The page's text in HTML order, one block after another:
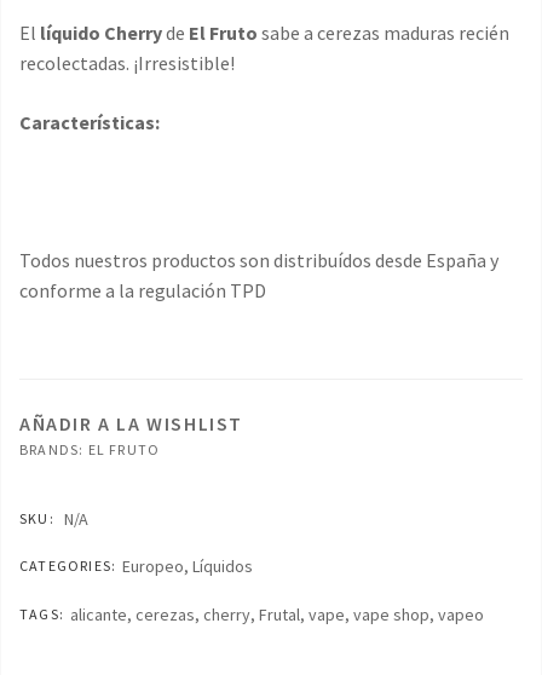
El líquido Cherryde El Fruto sabe a cerezas maduras recién
recolectadas. ¡Irresistible!
Características:
Todos nuestros productos son distribuídos desde España y
conforme a la regulación TPD
AÑADIR A LA WISHLIST
BRANDS: EL FRUTO
SKU: N/A
CATEGORIES: Europeo,Líquidos
TAGS: alicante, cerezas, cherry, Frutal, vape, vape shop, vapeo